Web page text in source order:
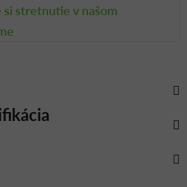
si stretnutie v našom